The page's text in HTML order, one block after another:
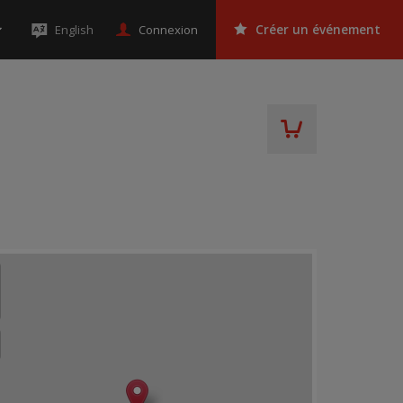
English Connexion Créer un événement